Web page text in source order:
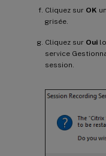
Cliquez sur OK
grisée.
Cliquez sur Oui
service
session.